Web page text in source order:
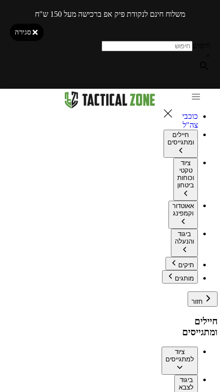
משלוח חינם לנקודת פיק אפ ברכישה מעל 150 ש"ח
סגירה
כוכבי
צה"ל
חיילים
ומתגייסים
ציוד
טקטי
וכוחות
ביטחון
אאוטדור
וקמפינג
ביגוד
והנעלה
תיקים
מותגים
חזור
חיילים
ומתגייסים
ציוד
למתגייסים
ביגוד
לצבא